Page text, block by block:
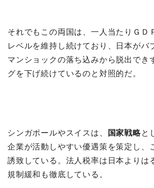
それでもこの両国は、一人当たりＧＤ
レベルを維持し続けており、日本がバ
マンショックの落ち込みから脱出でき
グを下げ続けているのと対照的だ。
シンガポールやスイスは、 国家戦略と
企業が活動しやすい優遇策を策定し、
誘致している。法人税率は日本よりは
規制緩和も徹底している。